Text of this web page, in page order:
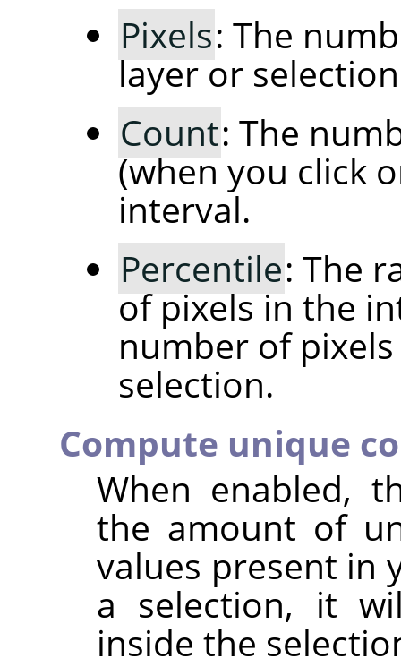
Pixels: The
layer or
Count: The
(when you click
interval.
Percentile: The
of pixels in the
number of
selection.
Compute unique
When enabled,
the amount of
values present in
a selection, it
inside the